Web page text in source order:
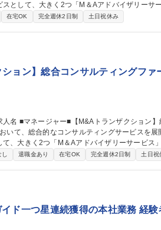
として、大きく2つ「M＆Aアドバイザリーサ
ョン、バリュエーションモデリング、デュー
在宅OK 完全週休2日制 土日祝休み
ョン】総合コンサルティングファ
、大きく2つ「M＆Aアドバイザリーサービス
バリュエーションモデリング、デューディリ
ジャー■【M&Aトランザクション】総合コンサルティング
退職金あり 在宅OK 完全週休2日制 土日祝
ド一つ星連続獲得の本社業務 経